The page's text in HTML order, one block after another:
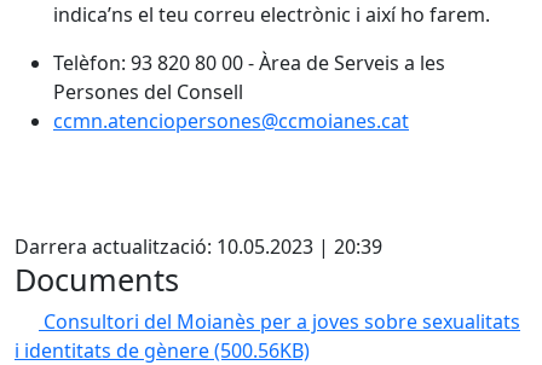
indica’ns el teu correu electrònic i així ho farem.
Telèfon: 93 820 80 00 - Àrea de Serveis a les
Persones del Consell
ccmn.atenciopersones@ccmoianes.cat
Darrera actualització: 10.05.2023 | 20:39
Documents
Consultori del Moianès per a joves sobre sexualitats
i identitats de gènere(500.56KB)